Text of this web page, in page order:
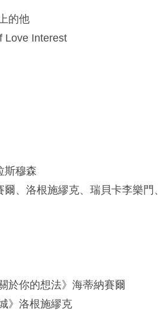
的他
Love Interest
斯穆森
、洛根施繆克、瑞貝卡李樂門、
於你的想法》海蒂納賽爾
》洛根施繆克